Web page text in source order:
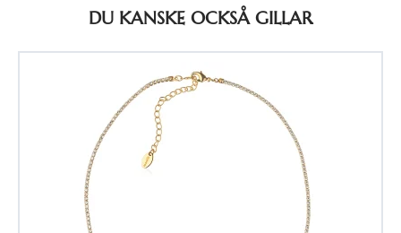
DU KANSKE OCKSÅ GILLAR